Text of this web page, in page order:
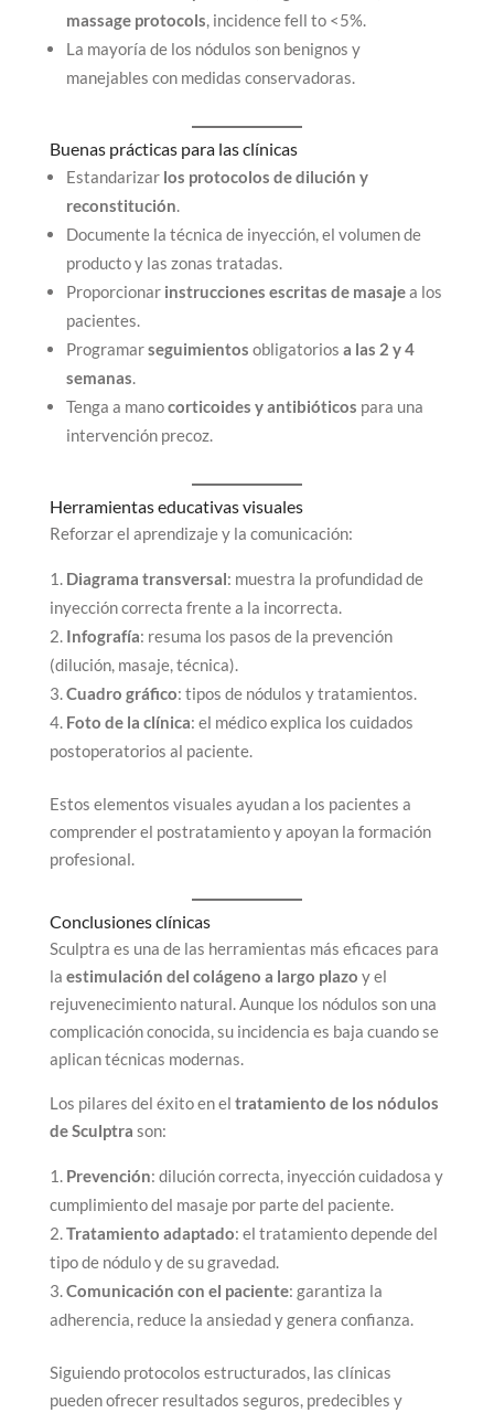
massage protocols, incidence fell to <5%.
La mayoría de los nódulos son benignos y
manejables con medidas conservadoras.
Buenas prácticas para las clínicas
Estandarizar los protocolos de dilución y
reconstitución.
Documente la técnica de inyección, el volumen de
producto y las zonas tratadas.
Proporcionar instrucciones escritas de masajea los
pacientes.
Programarseguimientos obligatorios a las 2 y 4
semanas.
Tenga a manocorticoides y antibióticos para una
intervención precoz.
Herramientas educativas visuales
Reforzar el aprendizaje y la comunicación:
Diagrama transversal: muestra la profundidad de
inyección correcta frente a la incorrecta.
Infografía: resuma los pasos de la prevención
(dilución, masaje, técnica).
Cuadro gráfico: tipos de nódulos y tratamientos.
Foto de la clínica: el médico explica los cuidados
postoperatorios al paciente.
Estos elementos visuales ayudan a los pacientes a
comprender el postratamiento y apoyan la formación
profesional.
Conclusiones clínicas
Sculptra es una de las herramientas más eficaces para
la estimulación del colágeno a largo plazo y el
rejuvenecimiento natural. Aunque los nódulos son una
complicación conocida, su incidencia es baja cuando se
aplican técnicas modernas.
Los pilares del éxito en el tratamiento de los nódulos
de Sculptra son:
Prevención: dilución correcta, inyección cuidadosa y
cumplimiento del masaje por parte del paciente.
Tratamiento adaptado: el tratamiento depende del
tipo de nódulo y de su gravedad.
Comunicación con el paciente: garantiza la
adherencia, reduce la ansiedad y genera confianza.
Siguiendo protocolos estructurados, las clínicas
pueden ofrecer resultados seguros, predecibles y